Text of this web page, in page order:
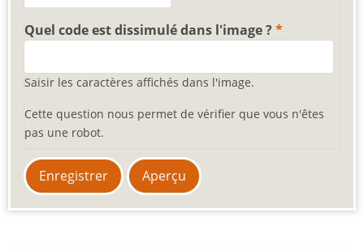
Quel code est dissimulé dans l'image ?
Saisir les caractères affichés dans l'image.
Cette question nous permet de vérifier que vous n'êtes
pas une robot.